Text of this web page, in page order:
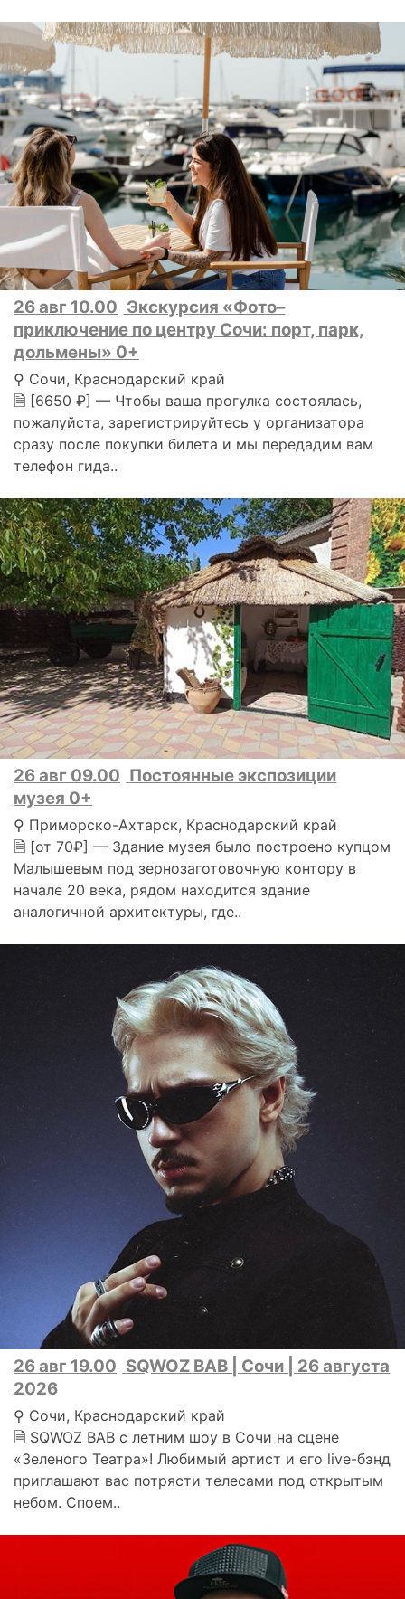
26 авг 10.00 Экскурсия «Фото–
приключение по центру Сочи: порт, парк,
дольмены» 0+
⚲ Сочи, Краснодарский край
🗎 [6650 ₽] — Чтобы ваша прогулка состоялась,
пожалуйста, зарегистрируйтесь у организатора
сразу после покупки билета и мы передадим вам
телефон гида..
26 авг 09.00 Постоянные экспозиции
музея 0+
⚲ Приморско-Ахтарск, Краснодарский край
🗎 [от 70₽] — Здание музея было построено купцом
Малышевым под зернозаготовочную контору в
начале 20 века, рядом находится здание
аналогичной архитектуры, где..
26 авг 19.00 SQWOZ BAB | Сочи | 26 августа
2026
⚲ Сочи, Краснодарский край
🗎 SQWOZ BAB с летним шоу в Сочи на сцене
«Зеленого Театра»! Любимый артист и его live-бэнд
приглашают вас потрясти телесами под открытым
небом. Споем..